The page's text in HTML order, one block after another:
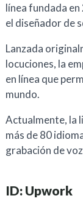
línea fundada
el diseñador de
Lanzada
locuciones, la
en línea que
mundo.
Actualmente, la
más de 80
grabación de
ID: Upwork